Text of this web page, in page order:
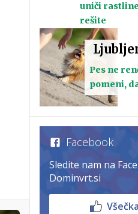
uniči
rešite
Pes ne
pomeni,
Facebook
Sledite nam na
Dominvrt.si